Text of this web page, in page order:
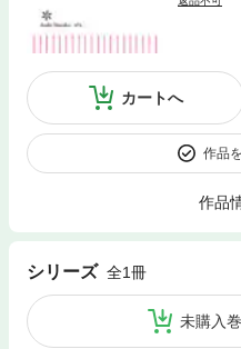
カートへ
作品
作品
シリーズ 全1冊
未購入